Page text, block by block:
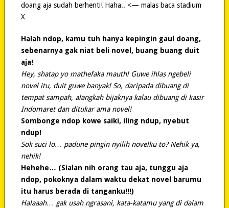
doang aja sudah berhenti! Haha.. <— malas baca stadium
X
Halah ndop, kamu tuh hanya kepingin gaul doang,
sebenarnya gak niat beli novel, buang buang duit
aja!
Hey, shatap yo mathefaka mauth! Guwe ihlas ngebeli
novel itu, duit guwe banyak! So, daripada dibuang di
tempat sampah, alangkah bijaknya kalau dibuang di kasir
Indomaret dan ditukar ama novel!
Sombonge ndop kowe saiki, iling ndup, nyebut
ndup!
Sok suci lo… padune pingin nyilih novelku to? Nehik ya,
nehik!
Hehehe… (Sialan nih orang tau aja, tunggu aja
ndop, pokoknya dalam waktu dekat novel barumu
itu harus berada di tanganku!!!)
Halaaah… gak usah ngrasani, kata-katamu yang di dalam